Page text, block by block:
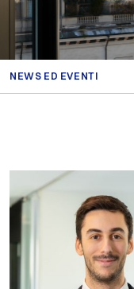
NEWS ED EVENTI